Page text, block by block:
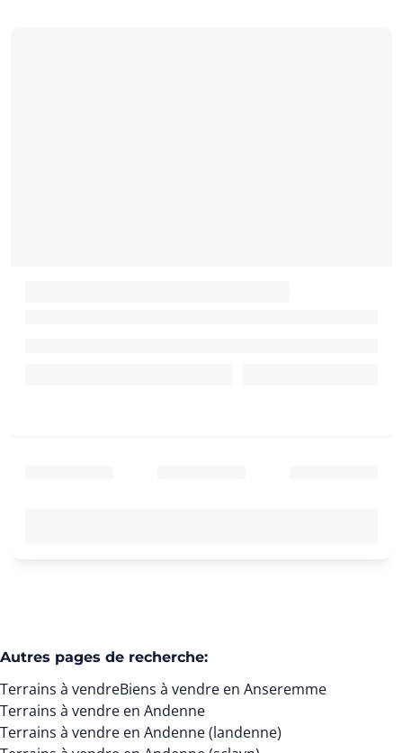
Autres pages de recherche:
Terrains à vendreBiens à vendre en Anseremme
Terrains à vendre en Andenne
Terrains à vendre en Andenne (landenne)